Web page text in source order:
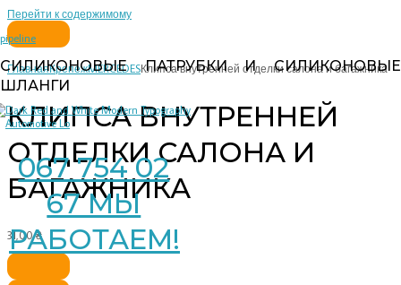
Перейти к содержимому
pipeline
СИЛИКОНОВЫЕ ПАТРУБКИ И СИЛИКОНОВЫЕ
ШЛАНГИ
067 754 02
67 МЫ
РАБОТАЕМ!
ГлавнаяКрепежMERCEDESКлипса внутренней отделки салона и багажника
КЛИПСА ВНУТРЕННЕЙ
ОТДЕЛКИ САЛОНА И
БАГАЖНИКА
31,00₴